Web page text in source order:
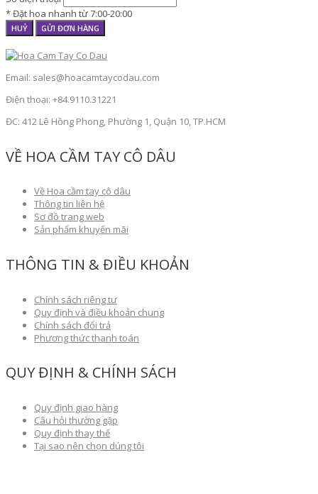
* Đặt hoa nhanh từ 7:00-20:00
HUỶ GỬI ĐƠN HÀNG
Email: sales@hoacamtaycodau.com
Điện thoại: +84.9110.31221
ĐC: 412 Lê Hồng Phong, Phường 1, Quận 10, TP.HCM
VỀ HOA CẦM TAY CÔ DÂU
Về Hoa cầm tay cô dâu
Thông tin liên hệ
Sơ đồ trang web
Sản phẩm khuyến mãi
THÔNG TIN & ĐIỀU KHOẢN
Chính sách riêng tư
Quy định và điều khoản chung
Chính sách đổi trả
Phương thức thanh toán
QUY ĐỊNH & CHÍNH SÁCH
Quy định giao hàng
Câu hỏi thường gặp
Quy định thay thế
Tại sao nên chọn dúng tôi